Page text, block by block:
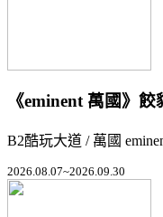
《eminent 萬國》
B2酷玩大道 / 萬國
2026.08.07~2026.09.30